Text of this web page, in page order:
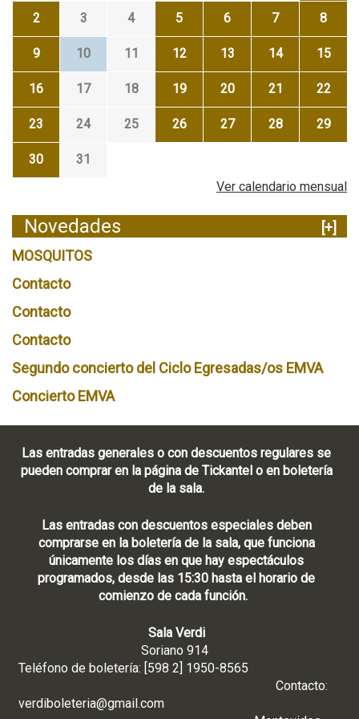
2 3 4 5 6 7 8
9 10 11 12 13 14 15
16 17 18 19 20 21 22
23 24 25 26 27 28 29
30
31
Ver calendario mensual
Novedades
[+]
MOSQUITOS
Contacto
Contacto
Contacto
Segundo concierto del Ciclo Egresadas/os EMVA
Concierto EMVA
Las entradas generales o con descuentos regulares se
pueden comprar en la página de Tickantel o en boletería
de la sala.
Las entradas con descuentos especiales deben
comprarse en la boletería de la sala, que funciona
únicamente los días en que hay espectáculos
programados, desde las 15:30 hasta el horario de
comienzo de cada función.
Sala Verdi
Soriano 914
Teléfono de boletería: [598 2] 1950-8565
Contacto:
verdiboleteria@gmail.com